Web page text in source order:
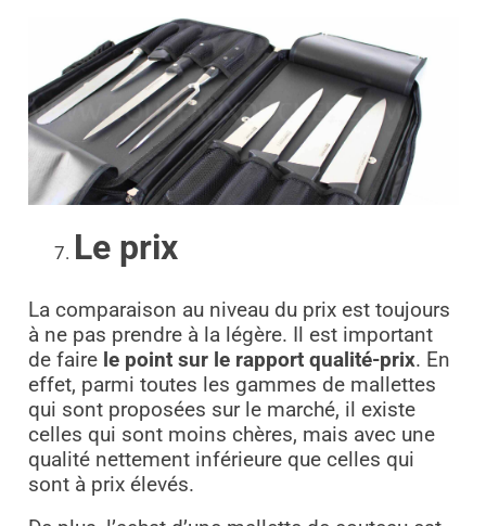
Le prix
La comparaison au niveau du prix est toujours
à ne pas prendre à la légère. Il est important
de faire le point sur le rapport qualité-prix. En
effet, parmi toutes les gammes de mallettes
qui sont proposées sur le marché, il existe
celles qui sont moins chères, mais avec une
qualité nettement inférieure que celles qui
sont à prix élevés.